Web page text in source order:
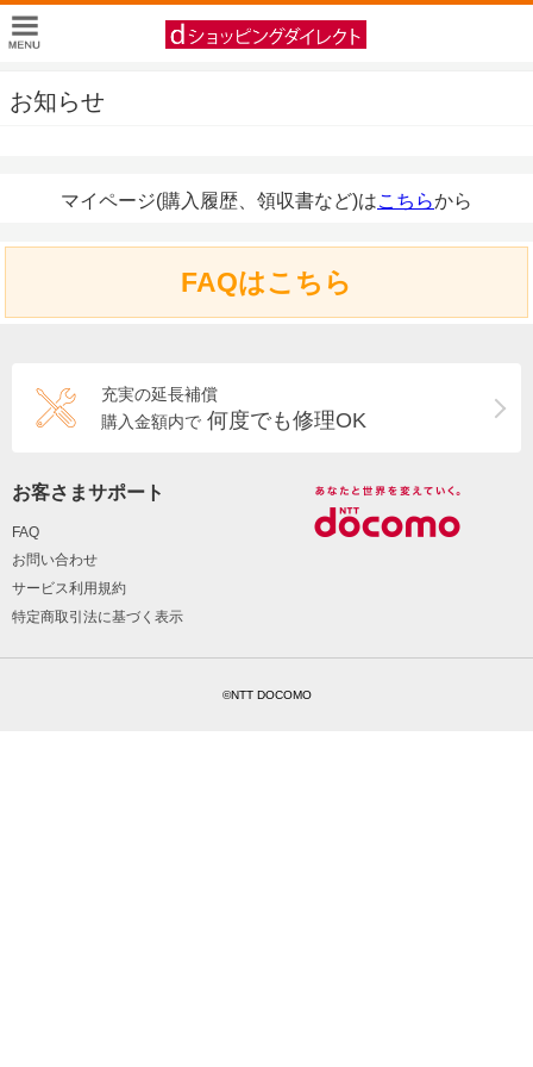
お知らせ
マイページ(購入履歴、領収書など)はこちらから
FAQはこちら
充実の延長補償
購入金額内で 何度でも修理OK
お客さまサポート
FAQ
お問い合わせ
サービス利用規約
特定商取引法に基づく表示
©NTT DOCOMO